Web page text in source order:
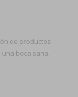
de productos
boca sana.